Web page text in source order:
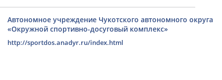
Автономное учреждение Чукотского автономного округа
«Окружной спортивно-досуговый комплекс»
http://sportdos.anadyr.ru/index.html